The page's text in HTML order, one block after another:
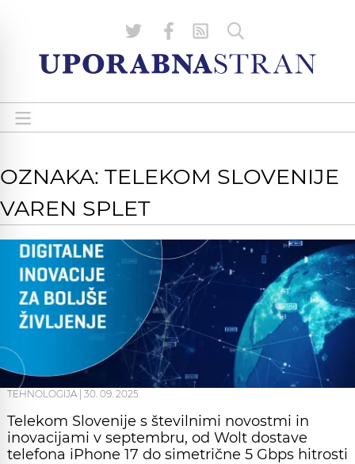
OZNAKA: TELEKOM SLOVENIJE
VAREN SPLET
TEHNOLOGIJA 30. 09. 2025
Telekom Slovenije s številnimi novostmi in
inovacijami v septembru, od Wolt dostave
telefona iPhone 17 do simetrične 5 Gbps hitrosti